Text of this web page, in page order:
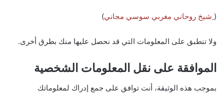
( ِ شيخ روحاني مغربي سوسي مجاني)
ولا تنطبق على المعلومات التي قد نحصل عليها منك بطرق أخرى.
الموافقة على نقل المعلومات الشخصية
بموجب هذه الوثيقة، أنت توافق على جمع إدراك لمعلوماتك